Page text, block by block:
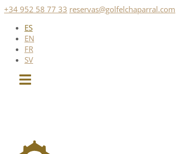
Saltar
contenido
+34 952 58 77 33 reservas@golfelchaparral.com
ES
EN
FR
SV